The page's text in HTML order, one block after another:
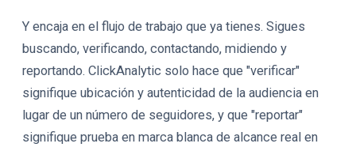
Y encaja en el flujo de trabajo que ya tienes. Sigues
buscando, verificando, contactando, midiendo y
reportando. ClickAnalytic solo hace que "verificar"
signifique ubicación y autenticidad de la audiencia en
lugar de un número de seguidores, y que "reportar"
signifique prueba en marca blanca de alcance real en